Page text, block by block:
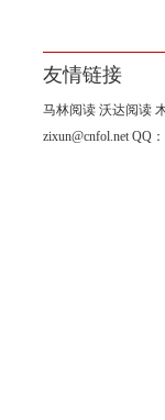
友情链接
马林阅读 沃达阅读
zixun@cnfol.net QQ